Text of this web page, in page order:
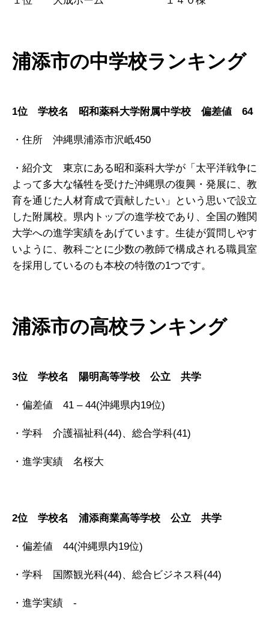
浦添市の中学校ランキング
1位 学校名 昭和薬科大学附属中学校 偏差値 64
・住所 沖縄県浦添市沢岻450
・紹介文 東京にある昭和薬科大学が「太平洋戦争に
よって多大な犠牲を受けた沖縄県の復興・発展に、教
育を通じた人材育成で貢献したい」という思いで設立
した附属校。県内トップの進学校であり、全国の難関
大学への進学実績をあげています。生徒が質問しやす
いように、教科ごとに少数の教師で構成される職員室
を採用しているのも本校の特徴の1つです。
浦添市の高校ランキング
3位 学校名 陽明高等学校 公立 共学
・偏差値 41 – 44(沖縄県内19位)
・学科 介護福祉科(44)、総合学科(41)
・進学実績 名桜大
2位 学校名 浦添商業高等学校 公立 共学
・偏差値 44(沖縄県内19位)
・学科 国際観光科(44)、総合ビジネス科(44)
・進学実績 -